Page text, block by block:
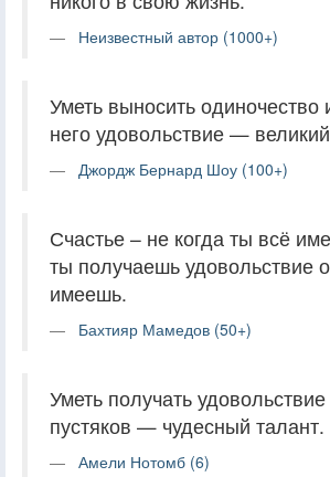
Неизвестный автор (1000+)
Уметь выносить одиночество
него удовольствие —
Джордж Бернард Шоу (100+)
Счастье – не когда ты всё
ты получаешь удовольствие
имеешь.
Бахтияр Мамедов (50+)
Уметь получать удовольствие
пустяков — чудесный талант.
Амели Нотомб (6)